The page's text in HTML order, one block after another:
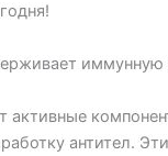
иммунную
активные
антител.